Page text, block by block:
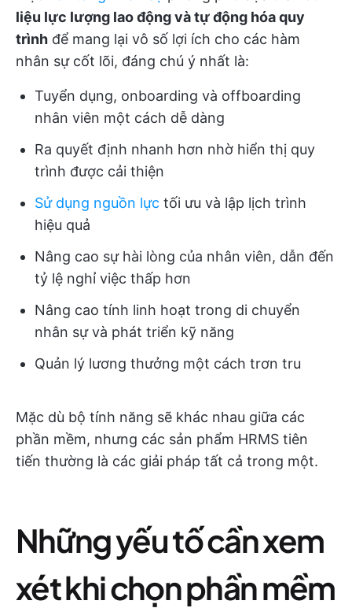
liệu lực lượng lao động và tự động hóa quy
trình để mang lại vô số lợi ích cho các hàm
nhân sự cốt lõi, đáng chú ý nhất là:
Tuyển dụng, onboarding và offboarding
nhân viên một cách dễ dàng
Ra quyết định nhanh hơn nhờ hiển thị quy
trình được cải thiện
Sử dụng nguồn lực tối ưu và lập lịch trình
hiệu quả
Nâng cao sự hài lòng của nhân viên, dẫn đến
tỷ lệ nghỉ việc thấp hơn
Nâng cao tính linh hoạt trong di chuyển
nhân sự và phát triển kỹ năng
Quản lý lương thưởng một cách trơn tru
Mặc dù bộ tính năng sẽ khác nhau giữa các
phần mềm, nhưng các sản phẩm HRMS tiên
tiến thường là các giải pháp tất cả trong một.
Những yếu tố cần xem
xét khi chọn phần mềm